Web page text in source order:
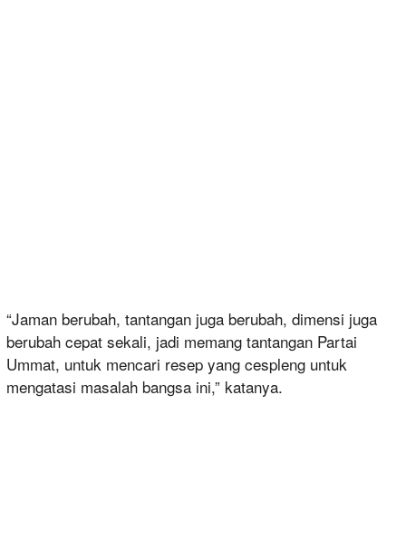
“Jaman berubah, tantangan juga berubah, dimensi juga
berubah cepat sekali, jadi memang tantangan Partai
Ummat, untuk mencari resep yang cespleng untuk
mengatasi masalah bangsa ini,” katanya.